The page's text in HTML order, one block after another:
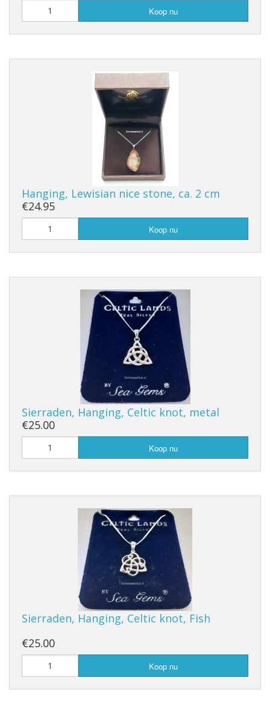
Koop nu
Hanging, Lewisian nice stone, ca. 2 cm
€24.95
Koop nu
Sierraden, Hanging, Celtic knot, metal
€25.00
Koop nu
Sierraden, Hanging, Celtic knot, Fish
€25.00
Koop nu